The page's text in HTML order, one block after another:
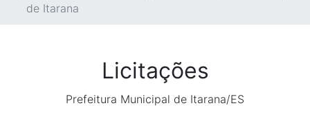
de Itarana
Licitações
Prefeitura Municipal de Itarana/ES